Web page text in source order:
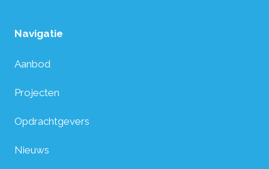
Navigatie
Aanbod
Projecten
Opdrachtgevers
Nieuws